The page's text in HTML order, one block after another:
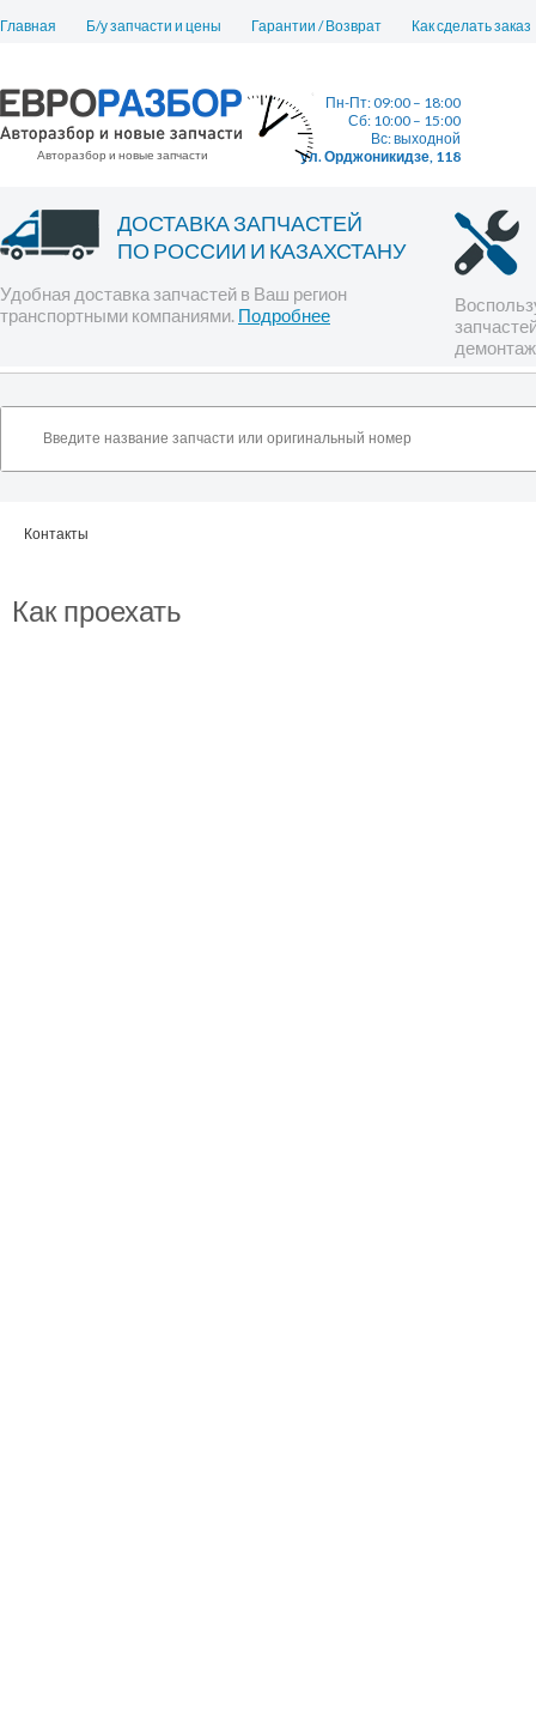
Главная Б/у запчасти и цены Гарантии / Возврат Как сделать заказ
Авторазбор и новые запчасти
Пн-Пт: 09:00 – 18:00
Сб: 10:00 – 15:00
Вс: выходной
ул. Орджоникидзе, 118
ДОСТАВКА ЗАПЧАСТЕЙ
ПО РОССИИ И КАЗАХСТАНУ
Удобная доставка запчастей в Ваш регион
транспортными компаниями. Подробнее
Контакты
Как проехать